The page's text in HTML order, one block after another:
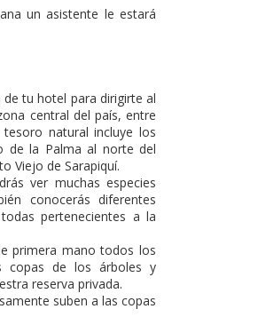
un asistente le estará
tu hotel para dirigirte al
central del país, entre
natural incluye los
de la Palma al norte del
Viejo de Sarapiquí.
ver muchas especies
conocerás diferentes
pertenecientes a la
primera mano todos los
copas de los árboles y
reserva privada.
suben a las copas